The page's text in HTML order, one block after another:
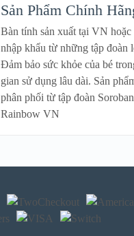
Sản Phẩm Chính
Bàn tính sản xuất tại VN hoặc
nhập khẩu từ những tập đoàn
Đảm bảo sức khỏe của bé
gian sử dụng lâu dài. Sản
phân phối từ tập đoàn Soroban
Rainbow VN